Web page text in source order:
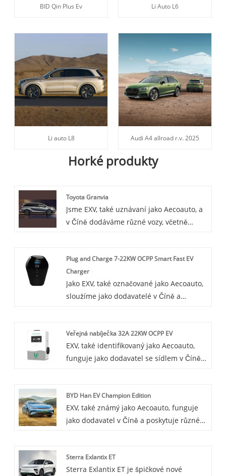
BID Qin Plus Ev Li Auto L6
Li auto L8 Audi A4 allroad r.v. 2025
Horké produkty
Toyota Granvia
Jsme EXV, také uznávaní jako Aecoauto, a
v Číně dodáváme různé vozy, včetně
pro svůj prostorný interiér a vysoký
výkon.
Plug and Charge 7-22KW OCPP Smart Fast EV
Charger
Jako EXV, také označované jako Aecoauto,
sloužíme jako dodavatelé v Číně a
and Charge 7-22KW OCPP Smart Fast EV
Charger. Plug and Charge 7-22KW OCPP
Smart Fast EV Charger je účinný,
rychlého nabíjení, ale také výrazně
zlepšuje uživatelský zážitek
prostřednictvím inteligentních funkcí.
Veřejná nabíječka 32A 22KW OCPP EV
EXV, také identifikovaný jako Aecoauto,
funguje jako dodavatel se sídlem v Číně,
32A 22KW OCPP EV Charger je efektivní,
inteligentní a veřejně přístupné nabíjecí
zařízení, které nejen splňuje potřeby
stanic prostřednictvím inteligentní
správy.
BYD Han EV Champion Edition
EXV, také známý jako Aecoauto, funguje
jako dodavatel v Číně a poskytuje různé
Sterra Exlantix ET
Sterra Exlantix ET je špičkové nové